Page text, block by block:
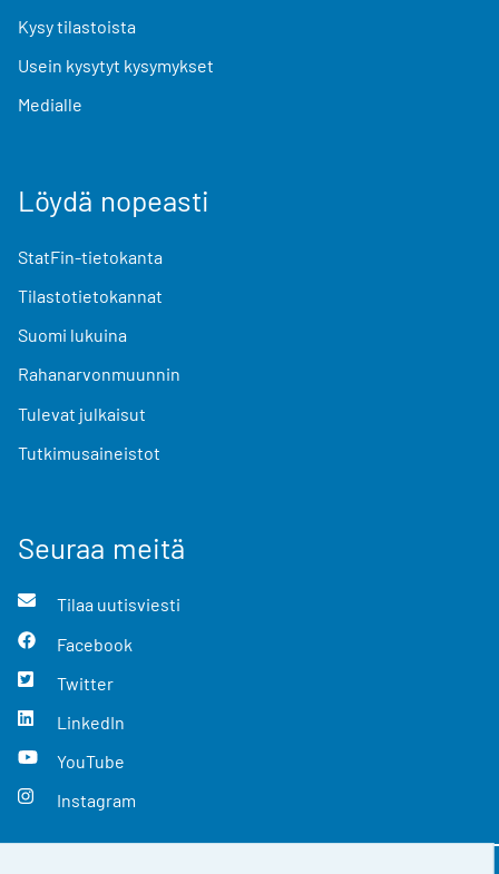
Kysy tilastoista
Usein kysytyt kysymykset
Medialle
Löydä nopeasti
StatFin-tietokanta
Tilastotietokannat
Suomi lukuina
Rahanarvonmuunnin
Tulevat julkaisut
Tutkimusaineistot
Seuraa meitä
Tilaa uutisviesti
Facebook
Twitter
LinkedIn
YouTube
Instagram